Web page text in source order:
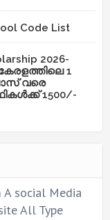
Code List
2026-
1
വരെ
1500/-
A social Media
All Type